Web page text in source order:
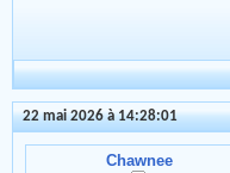
22 mai 2026 à 14:28:01
Chawnee